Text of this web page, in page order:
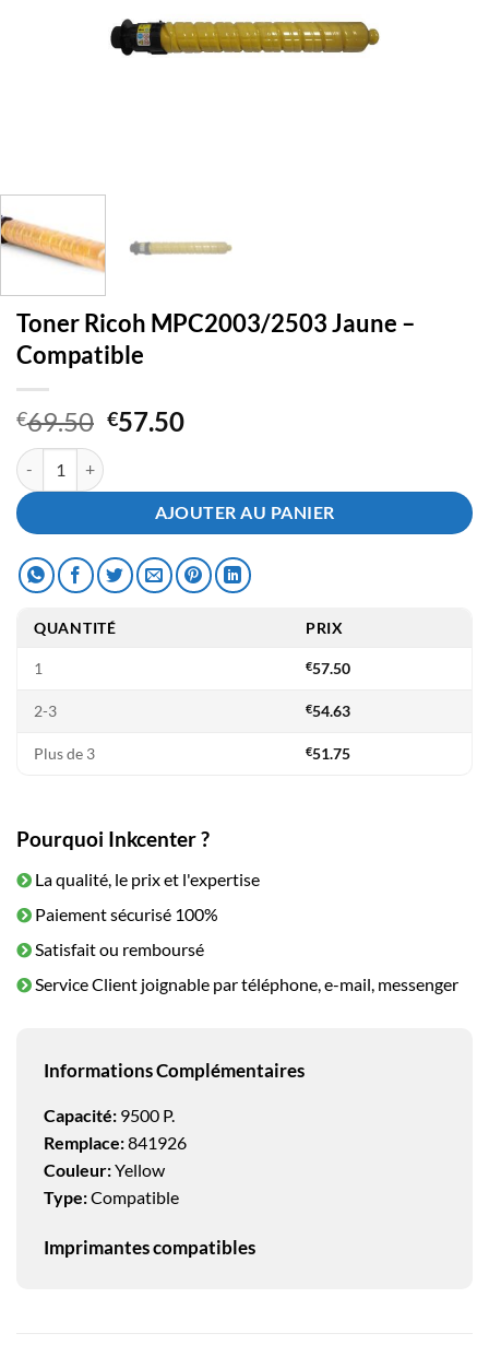
Toner Ricoh MPC2003/2503 Jaune –
Compatible
€69.50 Le
était :
€69.50.
€57.50Le
est :
€57.50.
quantité de Toner Ricoh MPC2003/2503 Jaune - Compatible
AJOUTER AU PANIER
QUANTITÉ PRIX
1 €57.50
2-3 €54.63
Plus de 3 €51.75
Pourquoi Inkcenter ?
La qualité, le prix et l'expertise
Paiement sécurisé 100%
Satisfait ou remboursé
Service Client joignable par téléphone, e-mail, messenger
Informations Complémentaires
Capacité: 9500 P.
Remplace:841926
Couleur:Yellow
Type:Compatible
Imprimantes compatibles